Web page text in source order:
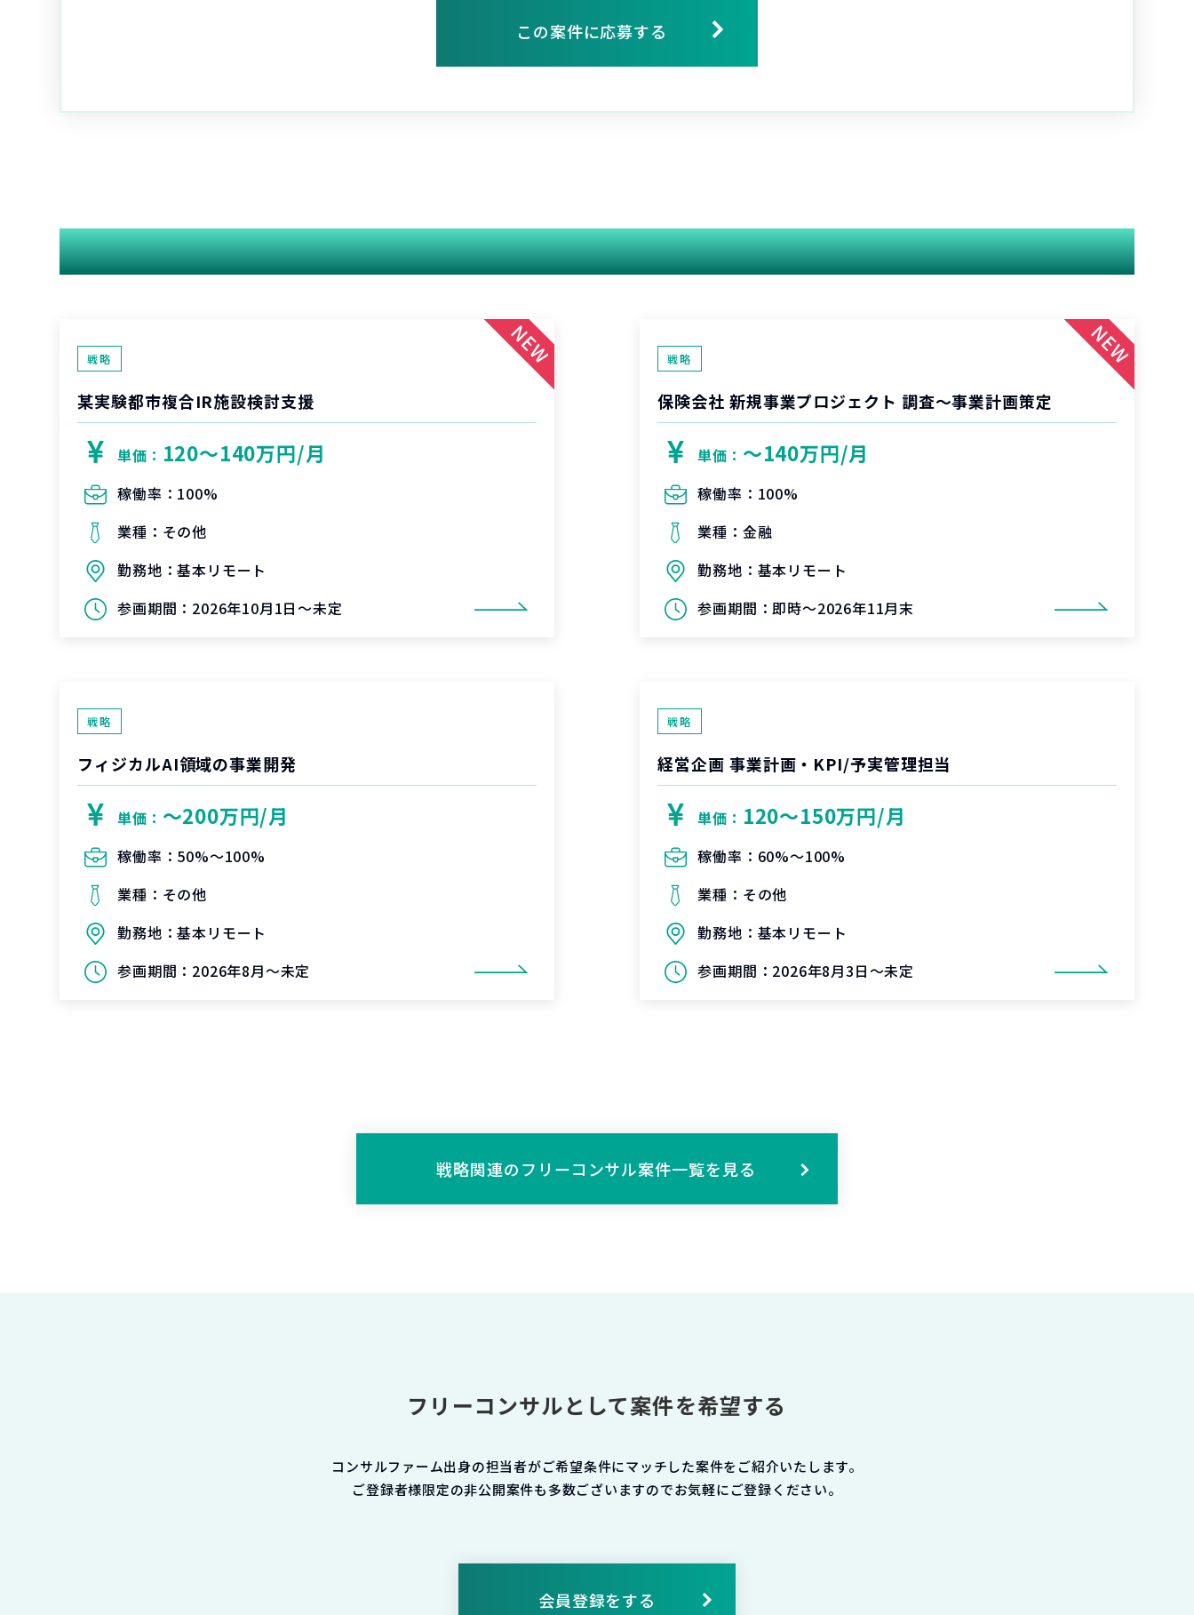
この案件に応募する
関連する案件
戦略
某実験都市複合IR施設検討支援
単価： 120〜140万円/月
稼働率： 100%
業種： その他
勤務地：基本リモート
参画期間： 2026年10月1日～未定
戦略
保険会社 新規事業プロジェクト 調査〜事業計画策定
単価： 〜140万円/月
稼働率： 100%
業種： 金融
勤務地： 基本リモート
参画期間：即時～2026年11月末
戦略
フィジカルAI領域の事業開発
単価： 〜200万円/月
稼働率： 50%〜100%
業種： その他
勤務地：基本リモート
参画期間： 2026年8月～未定
戦略
経営企画 事業計画・KPI/予実管理担当
単価： 120〜150万円/月
稼働率： 60%〜100%
業種： その他
勤務地： 基本リモート
参画期間： 2026年8月3日～未定
戦略関連のフリーコンサル案件一覧を見る
フリーコンサルとして案件を希望する
コンサルファーム出身の担当者がご希望条件にマッチした案件をご紹介いたします。
ご登録者様限定の非公開案件も多数ございますのでお気軽にご登録ください。
会員登録をする